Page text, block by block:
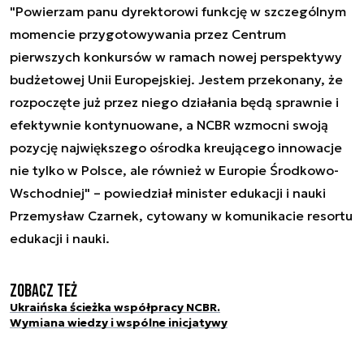
"Powierzam panu dyrektorowi funkcję w szczególnym
momencie przygotowywania przez Centrum
pierwszych konkursów w ramach nowej perspektywy
budżetowej Unii Europejskiej. Jestem przekonany, że
rozpoczęte już przez niego działania będą sprawnie i
efektywnie kontynuowane, a NCBR wzmocni swoją
pozycję największego ośrodka kreującego innowacje
nie tylko w Polsce, ale również w Europie Środkowo-
Wschodniej" – powiedział minister edukacji i nauki
Przemysław Czarnek, cytowany w komunikacie resortu
edukacji i nauki.
Zobacz też
Ukraińska ścieżka współpracy NCBR.
Wymiana wiedzy i wspólne inicjatywy